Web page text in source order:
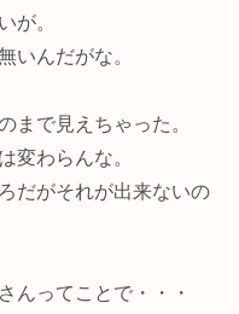
が。
いんだがな。
まで見えちゃった。
変わらんな。
だがそれが出来ないの
んってことで・・・